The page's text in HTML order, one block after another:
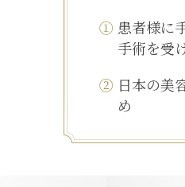
① 患者様に
手術を受
② 日本の美
め